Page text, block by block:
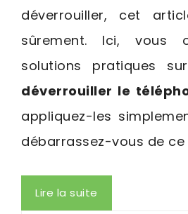
déverrouiller, cet
sûrement. Ici, vous
solutions pratiques
déverrouiller le
appliquez-les
débarrassez-vous de ce
Lire la suite